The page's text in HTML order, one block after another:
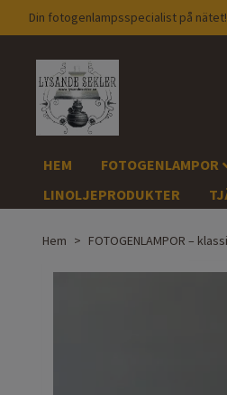
Din fotogenlampsspecialist på nätet!
HEM FOTOGENLAMPOR
LINOLJEPRODUKTER
Hem FOTOGENLAMPOR –